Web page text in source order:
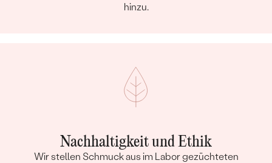
hinzu.
Nachhaltigkeit und Ethik
Wir stellen Schmuck aus im Labor gezüchteten